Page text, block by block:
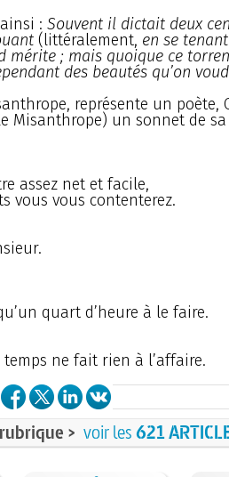
: Souvent il dictait deux
(littéralement, en se
mérite ; mais quoique ce
des beautés qu’on
représente un poète,
Misanthrope) un sonnet de
assez net et facile,
vous vous contenterez.
quart d’heure à le faire.
ne fait rien à l’affaire.
> voir les621